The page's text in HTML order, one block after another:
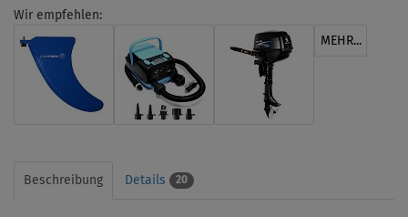
Wir empfehlen:
MEHR...
Beschreibung Details 20